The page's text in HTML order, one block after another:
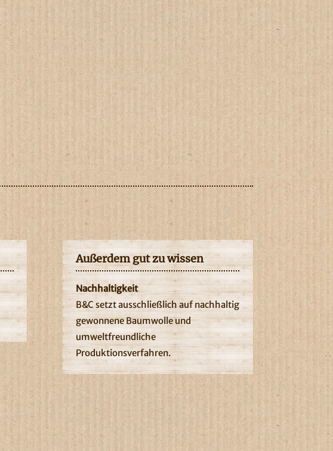
Außerdem gut zu wissen
Nachhaltigkeit
B&C setzt ausschließlich auf nachhaltig
gewonnene Baumwolle und
umweltfreundliche
Produktionsverfahren.